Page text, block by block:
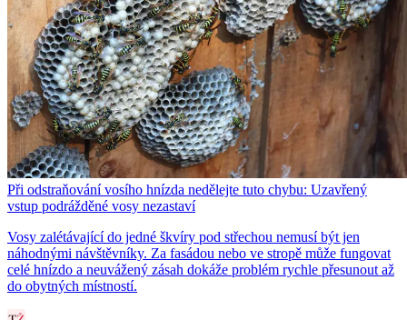
Při odstraňování vosího hnízda nedělejte tuto chybu: Uzavřený
vstup podrážděné vosy nezastaví
Vosy zalétávající do jedné škvíry pod střechou nemusí být jen
náhodnými návštěvníky. Za fasádou nebo ve stropě může fungovat
celé hnízdo a neuvážený zásah dokáže problém rychle přesunout až
do obytných místností.